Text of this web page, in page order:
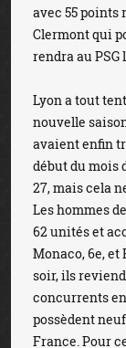
avec 55 points
Clermont qui
rendra au
Lyon a tout
nouvelle
avaient enfin
début du mois
27, mais cela
Les hommes
62 unités et
Monaco, 6e, et
soir, ils
concurrents
possèdent
France. Pour